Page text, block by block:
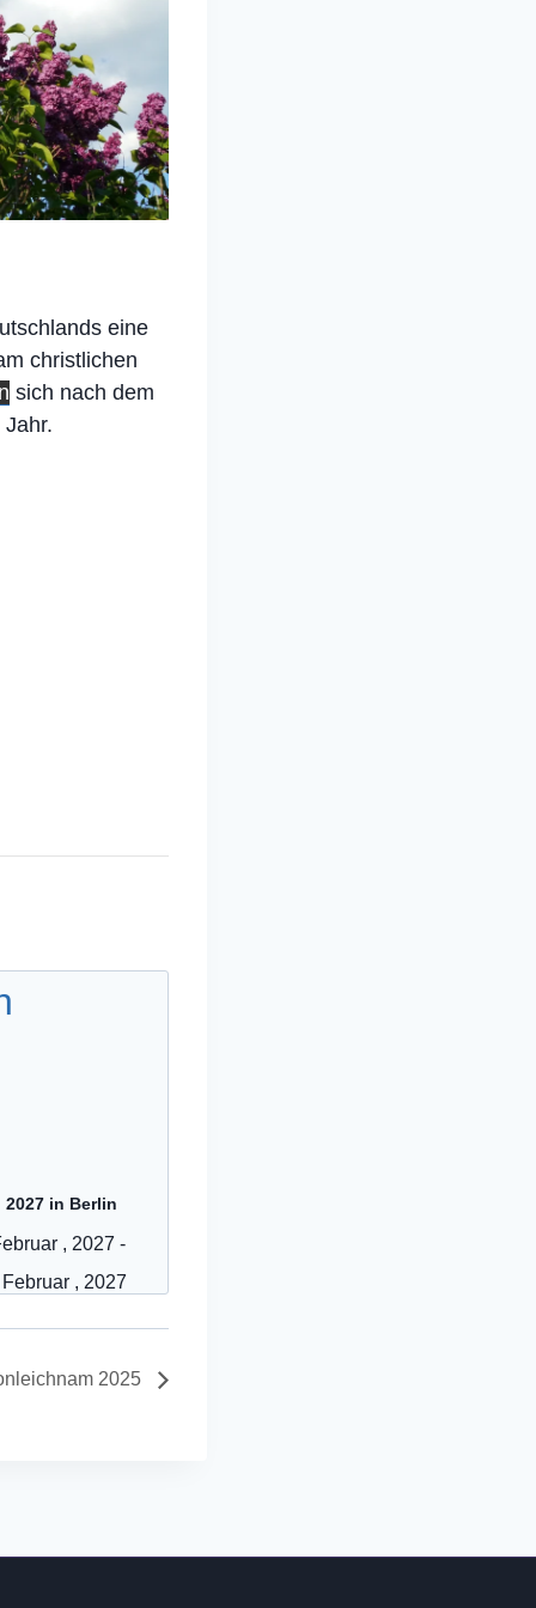
eine
christlichen
sich nach dem
in Berlin
, 2027 -
, 2027
2025